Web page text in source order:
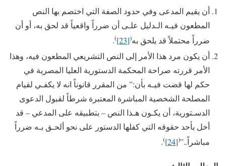
أن يقيم المدعى وفي حدود الصفة التي اختصم بها النص
المطعون فيـه الـدليل علـى أن ضرراً واقعياً قد لحق به، أو أن
ضرراً محتملاً قد يلحق به(
[23]
)
.
أن يكون مرد هذا الأمر إلى النص التشريعي المطعون فيه، وهذا
الأمر قررته صراحة المحكمة الدستورية العليا المصرية في
حكم لها قضت فيـه بأن:” من المقرر قانوناً انه لا يكفـي لقيام
المصلحة الشخصية المباشرة المعتبرة شرطاً لقبول الدعوى
الدسـتورية، أن يكـون هـذا النص – بتطبيقه على المدعي – قد
أخل بأحد حقوقه التي كفلها الدستور على نحو ألحـق بـه ضرراً
مباشراً..”(
[24]
)
.